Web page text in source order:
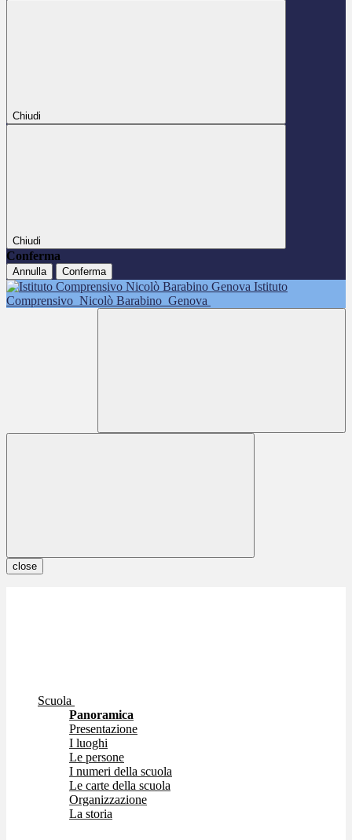
Chiudi
Chiudi
Conferma
Annulla Conferma
Istituto
Comprensivo Nicolò Barabino Genova
close
Scuola
Panoramica
Presentazione
I luoghi
Le persone
I numeri della scuola
Le carte della scuola
Organizzazione
La storia